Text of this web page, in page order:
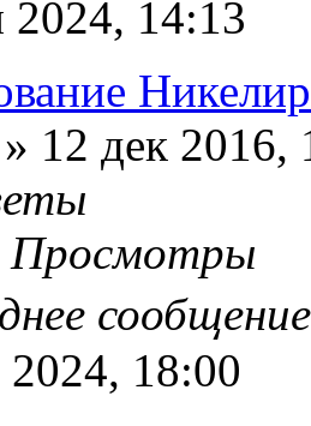
2024, 14:13
» 12 дек 2016,
Просмотры
2024, 18:00